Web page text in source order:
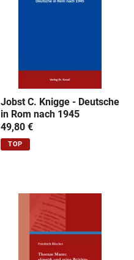
Jobst C. Knigge - Deutsche
in Rom nach 1945
49,80 €
TOP